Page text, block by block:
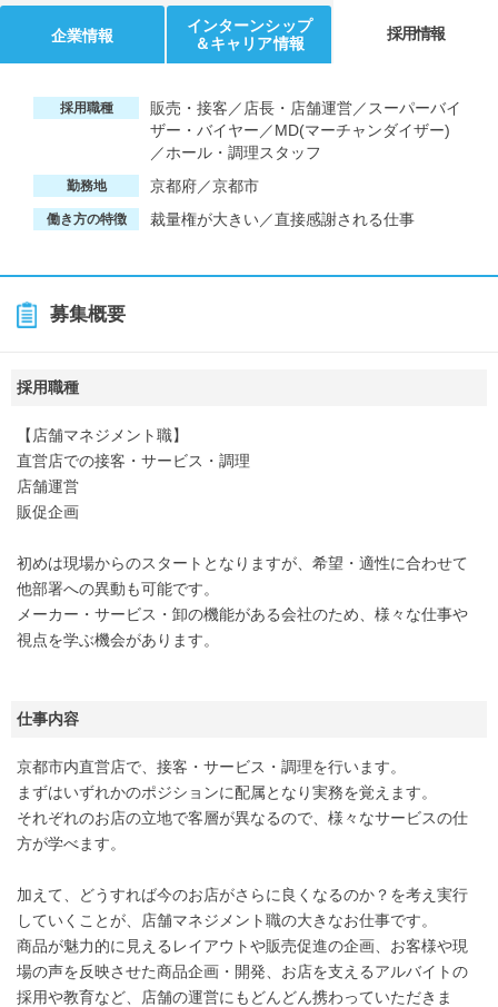
企業情報
インターンシップ
＆キャリア情報
採用情報
採用職種
販売・接客／店長・店舗運営／スーパーバイ
ザー・バイヤー／MD(マーチャンダイザー)
／ホール・調理スタッフ
勤務地 京都府／京都市
働き方の特徴 裁量権が大きい／直接感謝される仕事
募集概要
採用職種
【店舗マネジメント職】
直営店での接客・サービス・調理
店舗運営
販促企画
初めは現場からのスタートとなりますが、希望・適性に合わせて
他部署への異動も可能です。
メーカー・サービス・卸の機能がある会社のため、様々な仕事や
視点を学ぶ機会があります。
仕事内容
京都市内直営店で、接客・サービス・調理を行います。
まずはいずれかのポジションに配属となり実務を覚えます。
それぞれのお店の立地で客層が異なるので、様々なサービスの仕
方が学べます。
加えて、どうすれば今のお店がさらに良くなるのか？を考え実行
していくことが、店舗マネジメント職の大きなお仕事です。
商品が魅力的に見えるレイアウトや販売促進の企画、お客様や現
場の声を反映させた商品企画・開発、お店を支えるアルバイトの
採用や教育など、店舗の運営にもどんどん携わっていただきま